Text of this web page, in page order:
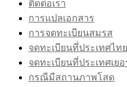
ติดต่อเรา
การแปลเอกสาร
การจดทะเบียนสมรส
จดทะเบียนที่ประเทศไทย
จดทะเบียนที่ประเทศเย
กรณีมีสถานภาพโสด